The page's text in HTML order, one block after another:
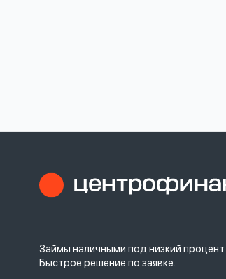
Займы наличными под низкий процент.
Быстрое решение по заявке.